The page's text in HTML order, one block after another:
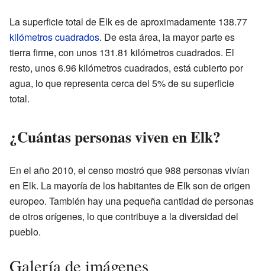
La superficie total de Elk es de aproximadamente 138.77
kilómetros cuadrados. De esta área, la mayor parte es
tierra firme, con unos 131.81 kilómetros cuadrados. El
resto, unos 6.96 kilómetros cuadrados, está cubierto por
agua, lo que representa cerca del 5% de su superficie
total.
¿Cuántas personas viven en Elk?
En el año 2010, el censo mostró que 988 personas vivían
en Elk. La mayoría de los habitantes de Elk son de origen
europeo. También hay una pequeña cantidad de personas
de otros orígenes, lo que contribuye a la diversidad del
pueblo.
Galería de imágenes